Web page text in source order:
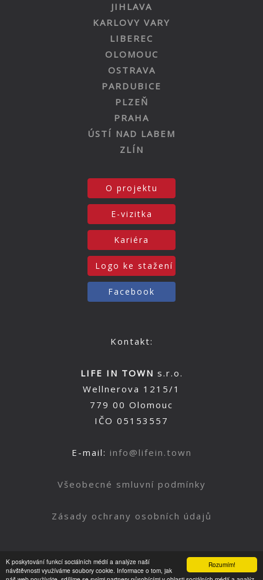
Rozumím!
K poskytování funkcí sociálních médií a analýze naší
návštěvnosti využíváme soubory cookie. Informace o tom, jak
JIHLAVA
KARLOVY VARY
LIBEREC
OLOMOUC
OSTRAVA
PARDUBICE
PLZEŇ
PRAHA
ÚSTÍ NAD LABEM
ZLÍN
O projektu
E-vizitka
Kariéra
Logo ke stažení
Facebook
Kontakt:
LIFE IN TOWN s.r.o.
Wellnerova 1215/1
779 00 Olomouc
IČO 05153557
E-mail: info@lifein.town
Všeobecné smluvní podmínky
Zásady ochrany osobních údajů
Nahoru